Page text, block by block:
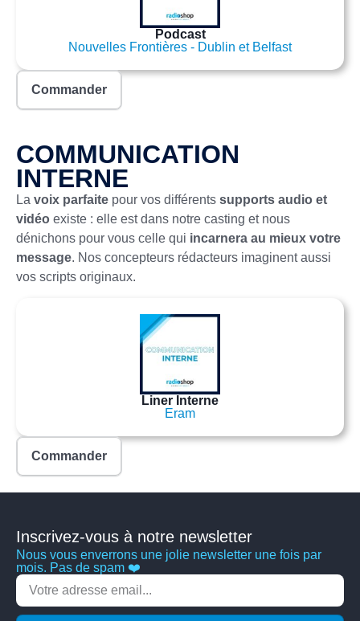
Podcast
Nouvelles Frontières - Dublin et Belfast
Commander
COMMUNICATION
INTERNE
La voix parfaite pour vos différents supports audio et
vidéo existe : elle est dans notre casting et nous
dénichons pour vous celle qui incarnera au mieux votre
message. Nos concepteurs rédacteurs imaginent aussi
vos scripts originaux.
Liner Interne
Eram
Commander
Inscrivez-vous à notre newsletter
Nous vous enverrons une jolie newsletter une fois par
mois. Pas de spam ❤️